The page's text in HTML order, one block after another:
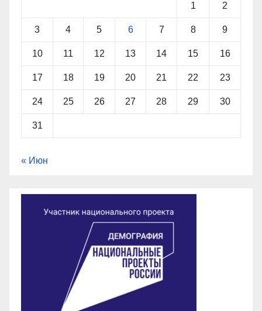
1 2
3 4 5 6 7 8 9
10 11 12 13 14 15 16
17 18 19 20 21 22 23
24 25 26 27 28 29 30
31
« Июн